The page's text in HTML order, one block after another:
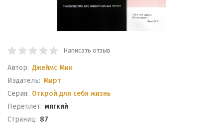
Написать отзыв
Автор: Джеймс Мик
Издатель: Мирт
Серия: Открой для себя жизнь
Переплет: мягкий
Cтраниц: 87